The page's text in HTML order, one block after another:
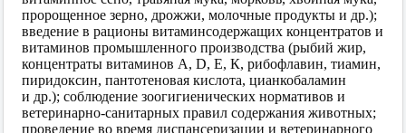
пророщенное зерно, дрожжи, молочные продукты и др.);
введение в рационы витаминсодержащих концентратов и
витаминов промышленного производства (рыбий жир,
концентраты витаминов A, D, Е, К, рибофлавин, тиамин,
пиридоксин, пантотеновая кислота, цианкобаламин
и др.); соблюдение зоогигиенических нормативов и
ветеринарно-санитарных правил содержания животных;
проведение во время диспансеризации и ветеринарного